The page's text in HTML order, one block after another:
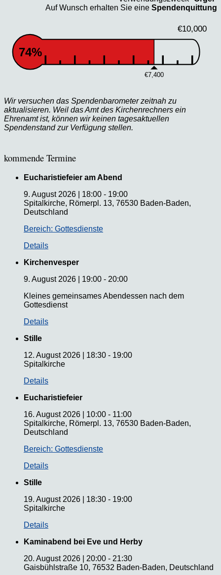
Auf Wunsch erhalten Sie eine Spendenquittung
€10,000
€7,400
74%
Wir versuchen das Spendenbarometer zeitnah zu
aktualisieren. Weil das Amt des Kirchenrechners ein
Ehrenamt ist, können wir keinen tagesaktuellen
Spendenstand zur Verfügung stellen.
kommende Termine
Eucharistiefeier am Abend
9. August 2026
18:00 - 19:00
Spitalkirche, Römerpl. 13, 76530 Baden-Baden,
Deutschland
Bereich: Gottesdienste
Details
Kirchenvesper
9. August 2026
19:00 - 20:00
Kleines gemeinsames Abendessen nach dem
Gottesdienst
Details
Stille
12. August 2026
18:30 - 19:00
Spitalkirche
Details
Eucharistiefeier
16. August 2026
10:00 - 11:00
Spitalkirche, Römerpl. 13, 76530 Baden-Baden,
Deutschland
Bereich: Gottesdienste
Details
Stille
19. August 2026
18:30 - 19:00
Spitalkirche
Details
Kaminabend bei Eve und Herby
20. August 2026
20:00 - 21:30
Gaisbühlstraße 10, 76532 Baden-Baden, Deutschland